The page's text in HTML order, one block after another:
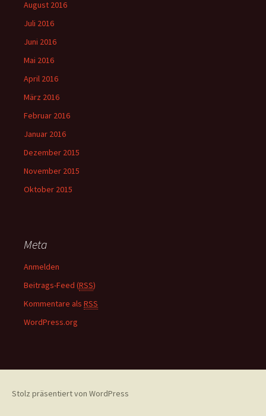
August 2016
Juli 2016
Juni 2016
Mai 2016
April 2016
März 2016
Februar 2016
Januar 2016
Dezember 2015
November 2015
Oktober 2015
Meta
Anmelden
Beitrags-Feed (RSS)
Kommentare als RSS
WordPress.org
Stolz präsentiert von WordPress